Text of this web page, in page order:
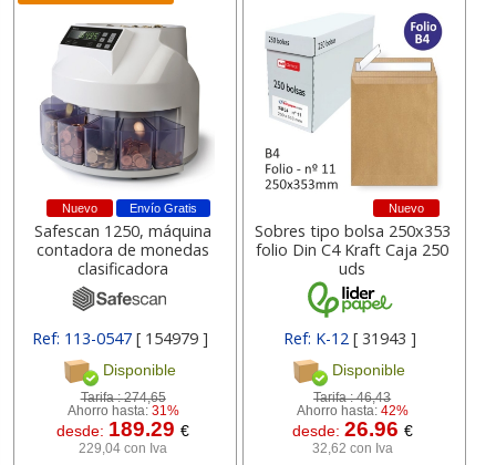
Envío Gratis
Nuevo
Safescan 1250, máquina
contadora de monedas
clasificadora
Ref: 113-0547 [ 154979 ]
Disponible
Tarifa :274,65
Ahorro hasta: 31%
desde: 189.29€
229,04 con Iva
Nuevo
Sobres tipo bolsa 250x353
folio Din C4 Kraft Caja 250
uds
Ref: K-12 [ 31943 ]
Disponible
Tarifa :46,43
Ahorro hasta: 42%
desde: 26.96 €
32,62 con Iva